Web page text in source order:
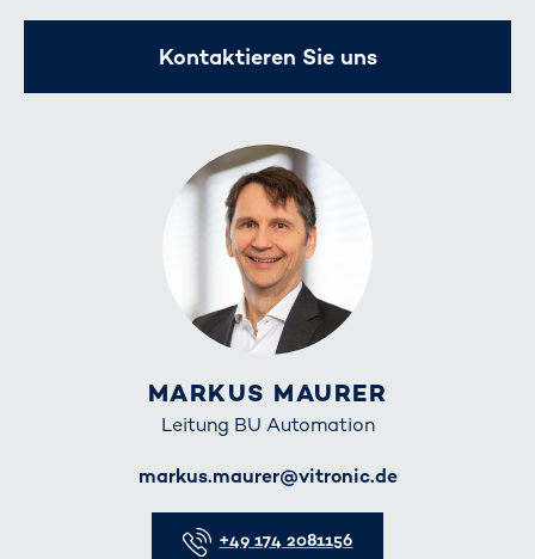
MARKUS MAURER
Leitung BU Automation
markus.maurer@vitronic.de
+49 174 2081156
Kontaktieren Sie uns